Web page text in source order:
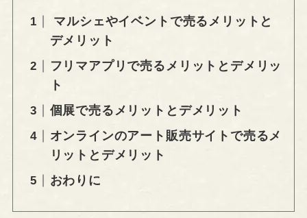
マルシェやイベントで売るメリットと
デメリット
フリマアプリで売るメリットとデメリッ
ト
個展で売るメリットとデメリット
オンラインのアート販売サイトで売るメ
リットとデメリット
おわりに